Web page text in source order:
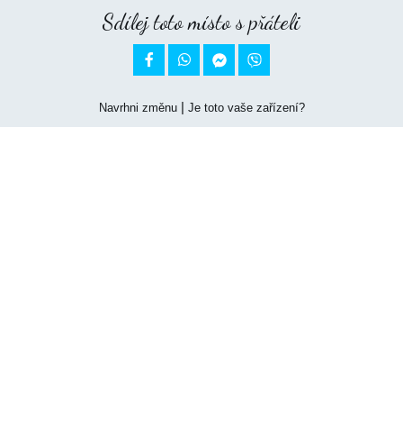
Sdílej toto místo s přáteli
 
Navrhni změnu| Je toto vaše zařízení?